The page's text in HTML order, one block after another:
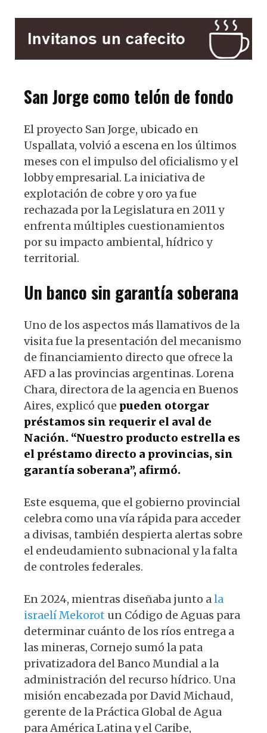
San Jorge como telón de fondo
El proyecto San Jorge, ubicado en
Uspallata, volvió a escena en los últimos
meses con el impulso del oficialismo y el
lobby empresarial. La iniciativa de
explotación de cobre y oro ya fue
rechazada por la Legislatura en 2011 y
enfrenta múltiples cuestionamientos
por su impacto ambiental, hídrico y
territorial.
Un banco sin garantía soberana
Uno de los aspectos más llamativos de la
visita fue la presentación del mecanismo
de financiamiento directo que ofrece la
AFD a las provincias argentinas. Lorena
Chara, directora de la agencia en Buenos
Aires, explicó que pueden otorgar
préstamos sin requerir el aval de
Nación. “Nuestro producto estrella es
el préstamo directo a provincias, sin
garantía soberana”, afirmó.
Este esquema, que el gobierno provincial
celebra como una vía rápida para acceder
a divisas, también despierta alertas sobre
el endeudamiento subnacional y la falta
de controles federales.
En 2024, mientras diseñaba junto ala
israelí Mekorot un Código de Aguas para
determinar cuánto de los ríos entrega a
las mineras, Cornejo sumó la pata
privatizadora del Banco Mundial a la
administración del recurso hídrico. Una
misión encabezada por David Michaud,
gerente de la Práctica Global de Agua
para América Latina y el Caribe,